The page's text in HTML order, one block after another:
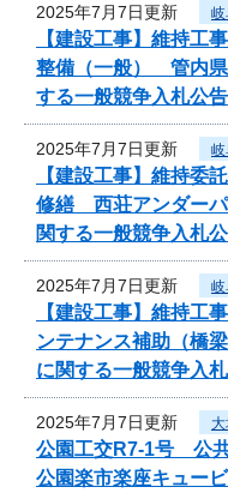
2025年7月7日更新
【建設工事】維持工
整備（一般） 管内県
する一般競争入札公告
2025年7月7日更新
【建設工事】維持委
修繕 西荘アンダー
関する一般競争入札
2025年7月7日更新
【建設工事】維持工
ンテナンス補助（橋
に関する一般競争入
2025年7月7日更新
公園工交R7-1号 公
公園楽市楽座キュー